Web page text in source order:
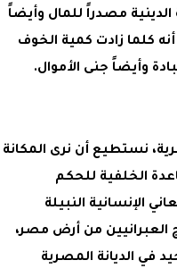
مصدراً للمال وأيضاً
كلما زادت كمية الخوف
وأيضاً جنى الأموال.
نستطيع أن نرى المكانة
الخلفية للحكم
الإنسانية النبيلة
العبرانيين من أرض مصر،
في الديانة المصرية